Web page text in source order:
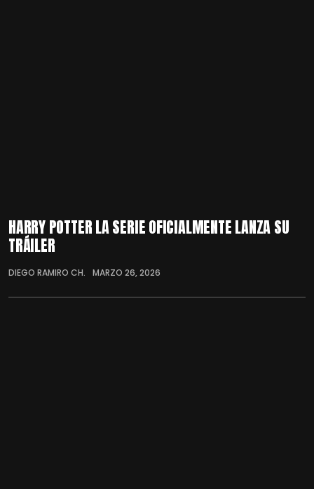
HARRY POTTER LA SERIE OFICIALMENTE LANZA SU
TRÁILER
DIEGO RAMIRO CH. MARZO 26, 2026